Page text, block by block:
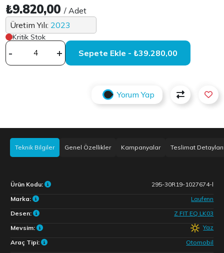
₺9.820,00/ Adet
Üretim Yılı: 2023
Kritik Stok
- + Sepete Ekle - ₺39.280,00
Yorum Yap
Teknik Bilgiler Genel Özellikler Kampanyalar Teslimat Detayları
Ürün Kodu:
295-30R19-1027674-l
Marka:
Laufenn
Desen:
Z FIT EQ LK03
Mevsim:
Yaz
Araç Tipi:
Otomobil